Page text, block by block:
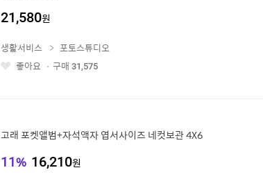
21,580원
좋
생활서비스
포토스튜디오
좋아요
구매 31,575
고래 포켓앨범+자석액자 엽서사이즈 네컷보관 4X6
11% 16,210원